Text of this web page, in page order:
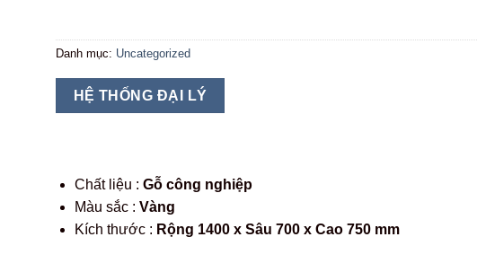
Danh mục: Uncategorized
HỆ THỐNG ĐẠI LÝ
Chất liệu : Gỗ công nghiệp
Màu sắc : Vàng
Kích thước : Rộng 1400 x Sâu 700 x Cao 750 mm